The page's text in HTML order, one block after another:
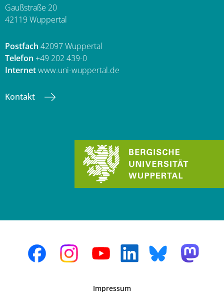
Gaußstraße 20
42119 Wuppertal
Postfach 42097 Wuppertal
Telefon +49 202 439-0
Internetwww.uni-wuppertal.de
Kontakt
Impressum